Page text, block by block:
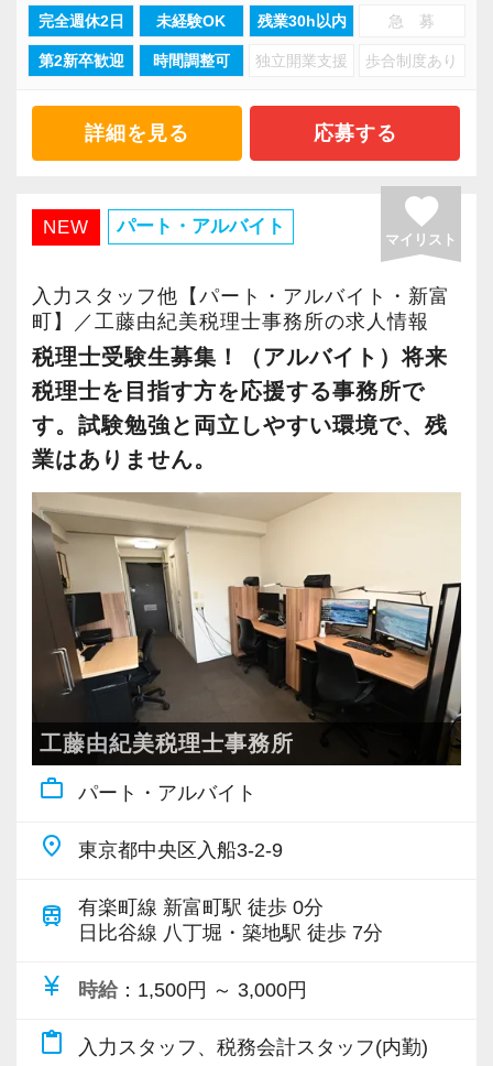
いるので効率よくストレスフリーに業務をこな
せます。
【明確なキャリアパスで成長をバックアップし
キャリアステップは等級制（1〜6等級）で、求
められる業務レベルや役割を明確にしていま
ステップアップが可能です。
昇級は年に2回の自己申請制で何度でもチャレン
ジできます。
【定期的な班替えや席替えで、より多くのこと
を学べる体制！】
当社ではフリーアドレスと固定席を併用しなが
ら業務を行っています。
そのなかで定期的な席替えやチームの班替えを
実施。得意分野や経験の異なる様々な人と一緒
に仕事を行うことで、より柔軟かつ多彩なノウ
ハウや知識を身に付けられる体制を整えていま
す。
また関西・関東とそれぞれの拠点での交流もあ
り、オンライン・オフラインを問わず気軽に話
し合える社風です。
【各種社会保険完備、ユニークな手当制度あ
社会保険等の一般的な福利厚生の他に、各種手
当も充実。
税務能力検定等の資格検定に合格するともらえ
年（10万円）を支給する「勤続手当」もありま
基準を掲げています。
◆ 素直であること
◆ 善良であること
◆ 仲間と協力すること
◆ 人のために動けること
◆ 挑戦を恐れないこと
◆ 成長を止めないこと
この7つの要素に共感するメンバーが集まってい
ます。
それぞれが自分自身の目標に向かって主体的に
行動でき、お互いに協力し、常に感謝しあえる
環境です。
だからこそ、いつでも笑顔が絶えず、たとえ辛
い・苦しい・厳しい状況でも、楽しさとやりが
いを見つけながら仕事ができるのだと考えてい
ます。
クライアントとともに成長を続ける私たち、ス
タートアップ税理士法人で、あなた自身のステ
ップアップを私たちと一緒に目指してみません
採用動画① ～突撃インタビュー スタートア
採用動画② スタートアップの「社員に密着さ
せてもらえませんか？」
の武器を、同時に身につけられます。
■ 社員育成・キャリア
入社後は、先輩によるOJT（実務を通じた指
導）が中心です。
力・仕訳・記帳・申告補助といった基礎から、
一つずつ覚えていきます。
営に役立つ提案へとステップアップ。
実務経験は税理士試験の理解に直結し、「勉強
したことが仕事で腑に落ちる」感覚を味わえま
す。
受験休暇制度や税理士登録会費の支給など、資
格取得を後押しする仕組みも整えています。
■ 社内環境
残業は少なく、居心地が良いので、勤続10年以
上のスタッフばかりです。
少人数で相談しやすく、分からないことをいつ
でも聞ける協力的な雰囲気です。
腰を据えて、長く専門性を磨いていけます。
■ 待遇
・年俸制（年俸400万円～600万円、経験・能力
・昇給：年2回／通勤交通費：全額支給（上限月
・社会保険完備（健康保険・厚生年金・雇用保
険・労災保険）
・税理士登録会費を事務所が支給／受験休暇制
・残業はほとんどありません（固定残業代45時
たいと考えています。
当事務所は、税理士受験生を応援する事務所で
す。
勉強時間を確保しながら働ける環境づくりを大
切にしており、勤務曜日や勤務時間はご希望に
また、少数精鋭の事務所だからこそ、堅苦しさ
のない働きやすい環境を大切にしています。
・朝礼なし
・清掃業務なし
・タイムカードなし
・服装自由
・髪色自由
・ネイル自由
・無駄な研修なし
・残業なし
自分らしく働きながら、仕事と勉強を両立でき
る環境です。
【業務内容について】
まずは仕訳入力からスタートしていただきま
す。
経験や成長に応じて、試算表作成や申告書作成
補助などを段階的にお任せしていきます。
せん。
環境です。
完全週休2日 未経験OK 残業30h以内 急 募
第2新卒歓迎 時間調整可 独立開業支援 歩合制度あり
詳細を見る 応募する
NEW パート・アルバイト favorite
マイリスト
入力スタッフ他【パート・アルバイト・新富
町】／工藤由紀美税理士事務所の求人情報
税理士受験生募集！（アルバイト）将来
税理士を目指す方を応援する事務所で
す。試験勉強と両立しやすい環境で、残
業はありません。
工藤由紀美税理士事務所
work_outline パート・アルバイト
place 東京都中央区入船3-2-9
train
有楽町線 新富町駅 徒歩 0分
日比谷線 八丁堀・築地駅 徒歩 7分
currency_yen 時給 ：1,500円 ～ 3,000円
content_paste 入力スタッフ、税務会計スタッフ(内勤)